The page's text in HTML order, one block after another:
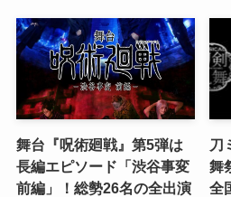
舞台『呪術廻戦』第5弾は
長編エピソード「渋谷事変
前編」！総勢26名の全出演
刀
舞
全